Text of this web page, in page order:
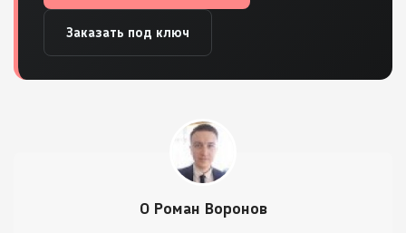
Заказать под ключ
О Роман Воронов